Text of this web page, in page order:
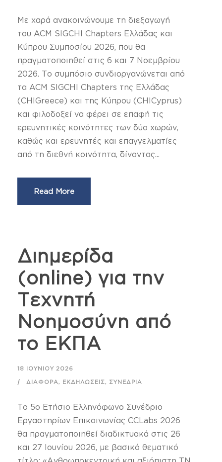
Με χαρά ανακοινώνουμε τη διεξαγωγή
του ACM SIGCHI Chapters Ελλάδας και
Κύπρου Συμποσίου 2026, που θα
πραγματοποιηθεί στις 6 και 7 Νοεμβρίου
2026. Το συμπόσιο συνδιοργανώνεται από
τα ACM SIGCHI Chapters της Ελλάδας
(CHIGreece) και της Κύπρου (CHICyprus)
και φιλοδοξεί να φέρει σε επαφή τις
ερευνητικές κοινότητες των δύο χωρών,
καθώς και ερευνητές και επαγγελματίες
από τη διεθνή κοινότητα, δίνοντας...
Read More
Διημερίδα
(online) για την
Τεχνητή
Νοημοσύνη από
το ΕΚΠΑ
18 ΙΟΥΝΊΟΥ 2026
ΔΙΆΦΟΡΑ, ΕΚΔΗΛΏΣΕΙΣ, ΣΥΝΈΔΡΙΑ
Το 5ο Ετήσιο Ελληνόφωνο Συνέδριο
Εργαστηρίων Επικοινωνίας CCLabs 2026
θα πραγματοποιηθεί διαδικτυακά στις 26
και 27 Ιουνίου 2026, με βασικό θεματικό